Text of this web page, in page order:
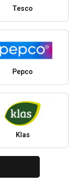
Tesco
Pepco
Klas